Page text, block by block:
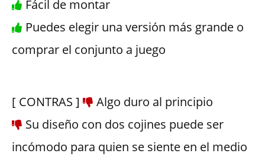
Fácil de montar
Puedes elegir una versión más grande o
comprar el conjunto a juego
[ CONTRAS ]
Algo duro al principio
Su diseño con dos cojines puede ser
incómodo para quien se siente en el medio